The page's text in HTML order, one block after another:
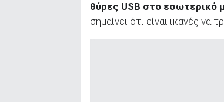
θύρες USB στο εσωτερικό
σημαίνει ότι είναι ικανές